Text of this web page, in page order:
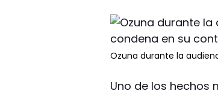
Ozuna durante la
Uno de los hechos